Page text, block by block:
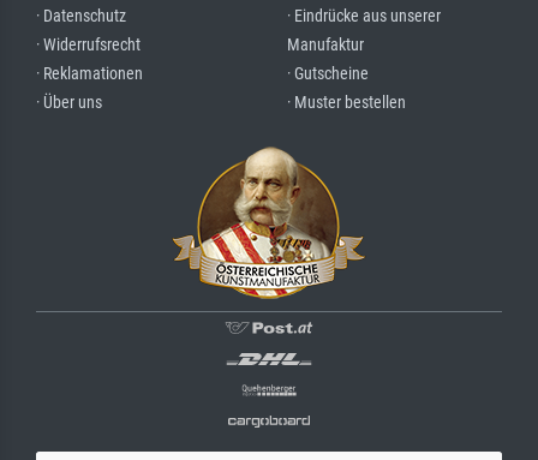
· Datenschutz
· Widerrufsrecht
· Reklamationen
· Über uns
· Eindrücke aus unserer
Manufaktur
· Gutscheine
· Muster bestellen